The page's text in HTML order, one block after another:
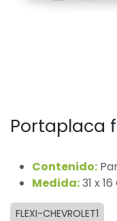
Portaplaca
Contenido:
Medida:31 x
FLEXI-CHEVROLET1